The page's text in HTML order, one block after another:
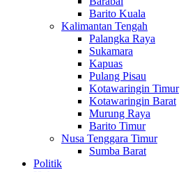
Barito Kuala
Kalimantan Tengah
Palangka Raya
Sukamara
Kapuas
Pulang Pisau
Kotawaringin Timur
Kotawaringin Barat
Murung Raya
Barito Timur
Nusa Tenggara Timur
Sumba Barat
Politik